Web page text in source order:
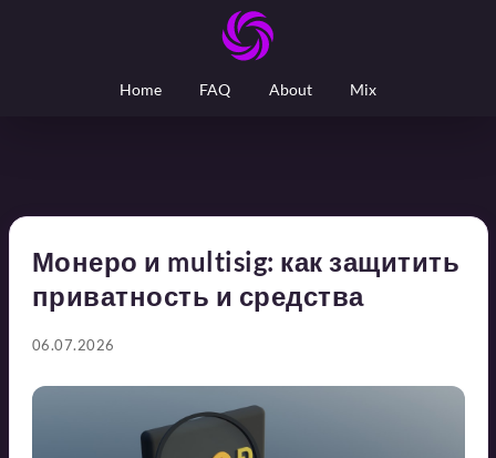
Home FAQ About Mix
Монеро и multisig: как защитить
приватность и средства
06.07.2026